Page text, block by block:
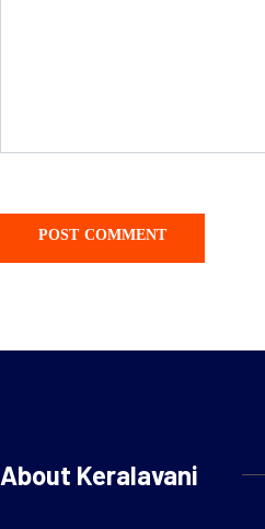
About Keralavani